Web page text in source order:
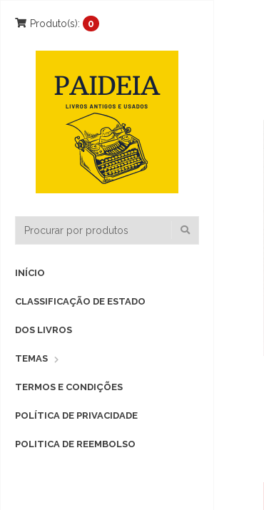
Produto(s): 0
INÍCIO
CLASSIFICAÇÃO DE ESTADO
DOS LIVROS
TEMAS
TERMOS E CONDIÇÕES
POLÍTICA DE PRIVACIDADE
POLITICA DE REEMBOLSO